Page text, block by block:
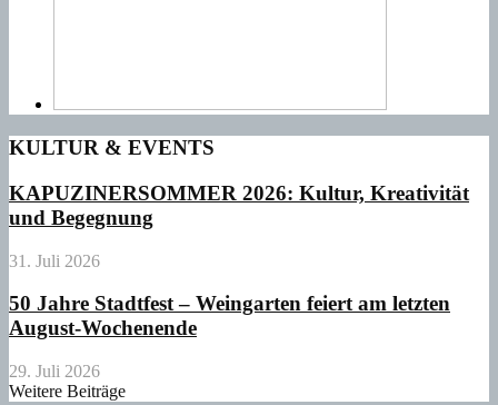
KULTUR & EVENTS
KAPUZINERSOMMER 2026: Kultur, Kreativität
und Begegnung
31. Juli 2026
50 Jahre Stadtfest – Weingarten feiert am letzten
August-Wochenende
29. Juli 2026
Weitere Beiträge